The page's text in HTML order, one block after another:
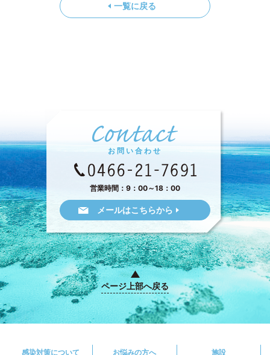
一覧に戻る
お問い合わせ
営業時間：9：00～18：00
メールはこちらから
ページ上部へ戻る
感染対策について お悩みの方へ 施設